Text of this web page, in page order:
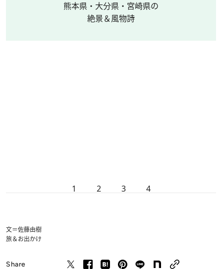
熊本県・大分県・宮崎県の
絶景＆風物詩
1 2 3 4
文＝佐藤由樹
旅＆お出かけ
Share